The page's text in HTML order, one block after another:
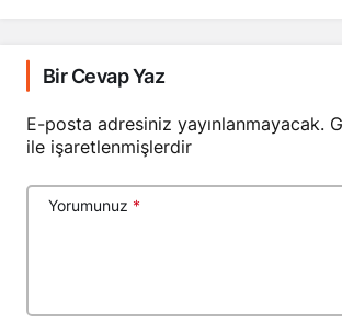
Bir Cevap Yaz
E-posta adresiniz yayınlanmayacak.
ile işaretlenmişlerdir
Yorumunuz *